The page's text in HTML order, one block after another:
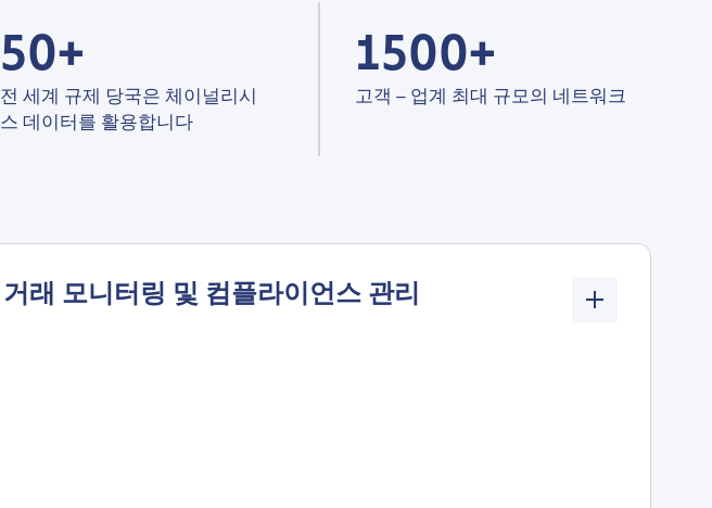
50+
전 세계 규제 당국은 체이널리시
스 데이터를 활용합니다
1500+
고객 – 업계 최대 규모의 네트워크
거래 모니터링 및 컴플라이언스 관리